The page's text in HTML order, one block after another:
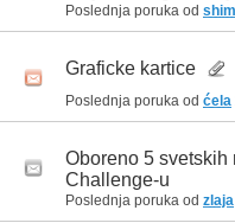
Poslednja poruka od
Graficke kartice
Poslednja poruka od ćela
Oboreno 5 svetskih
Challenge-u
Poslednja poruka od zlaja